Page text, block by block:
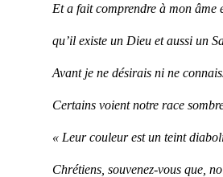
Et a fait comprendre à mon âme
qu’il existe un Dieu et aussi un
Avant je ne désirais ni ne
Certains voient notre race
« Leur couleur est un teint
Chrétiens, souvenez-vous que,